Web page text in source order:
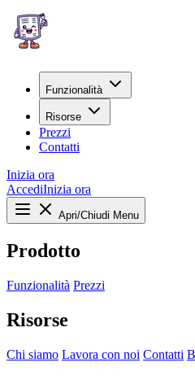
Funzionalità
Risorse
Prezzi
Contatti
Inizia ora
AccediInizia ora
Apri/Chiudi Menu
Prodotto
Funzionalità Prezzi
Risorse
Chi siamo Lavora con noi Contatti